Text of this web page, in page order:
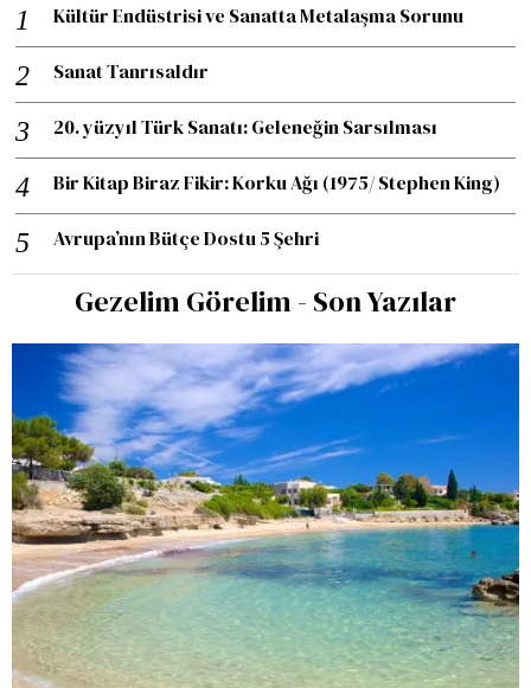
Kültür Endüstrisi ve Sanatta Metalaşma Sorunu
Sanat Tanrısaldır
20. yüzyıl Türk Sanatı: Geleneğin Sarsılması
Bir Kitap Biraz Fikir: Korku Ağı (1975/ Stephen King)
Avrupa’nın Bütçe Dostu 5 Şehri
Gezelim Görelim - Son Yazılar